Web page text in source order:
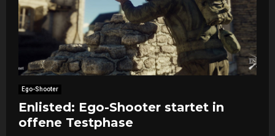
Ego-Shooter
Enlisted: Ego-Shooter startet in
offene Testphase